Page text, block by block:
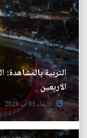
التربية
الاربعين
الأربعاء 05 آب 2026